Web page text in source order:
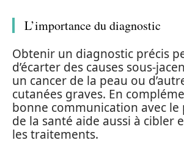
L’importance du diagnostic
Obtenir un diagnostic précis
d’écarter des causes sous-
un cancer de la peau ou
cutanées graves. En
bonne communication avec
de la santé aide aussi à cibler
les traitements.